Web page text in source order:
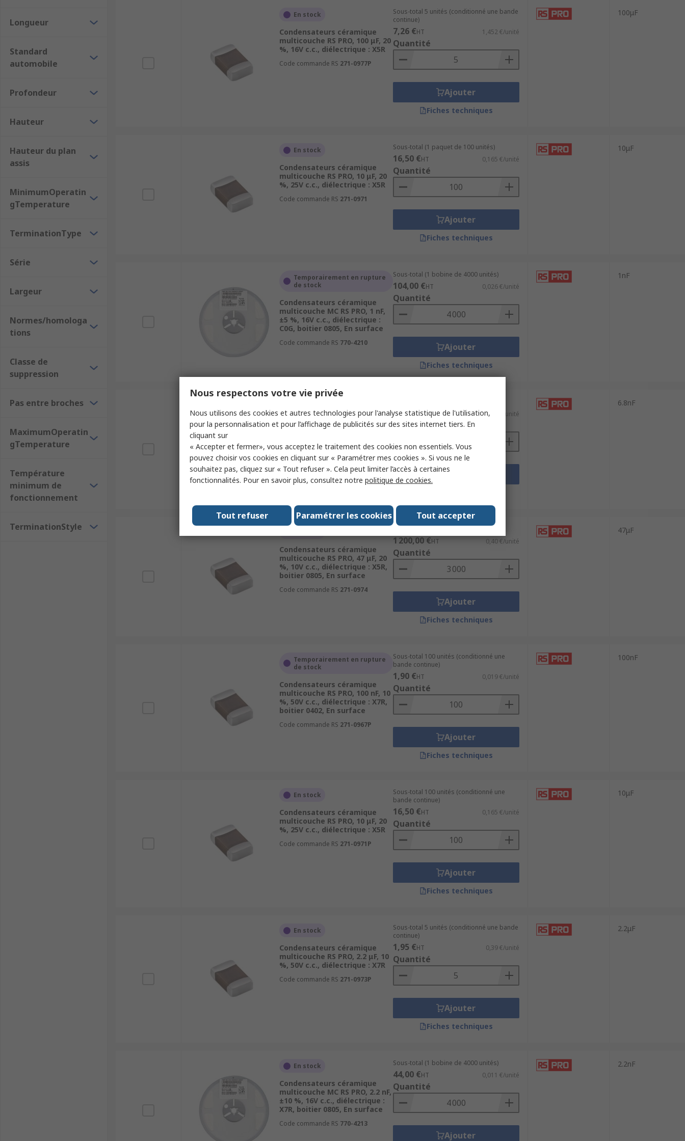
Longueur
Standard
automobile
Profondeur
Hauteur
Hauteur du plan
assis
MinimumOperatin
gTemperature
TerminationType
Série
Largeur
Normes/homologa
tions
Classe de
suppression
Pas entre broches
MaximumOperatin
gTemperature
Température
minimum de
fonctionnement
TerminationStyle
En stock
Condensateurs céramique
multicouche RS PRO, 100 μF, 20
%, 16V c.c., diélectrique : X5R
Code commande RS 271-0977P
Sous-total 5 unités (conditionné une bande
continue)
7,26 €HT 1,452 €/unité
Quantité
Ajouter
Fiches techniques
100μF
En stock
Condensateurs céramique
multicouche RS PRO, 10 μF, 20
%, 25V c.c., diélectrique : X5R
Code commande RS 271-0971
Sous-total (1 paquet de 100 unités)
16,50 €HT 0,165 €/unité
Quantité
Ajouter
Fiches techniques
10μF
Temporairement en rupture
de stock
Condensateurs céramique
multicouche MC RS PRO, 1 nF,
±5 %, 16V c.c., diélectrique :
C0G, boitier 0805, En surface
Code commande RS 770-4210
Sous-total (1 bobine de 4000 unités)
104,00 €HT 0,026 €/unité
Quantité
Ajouter
Fiches techniques
1nF
de stock
Condensateurs céramique
±10 %, 16V c.c., diélectrique :
X7R, boitier 0805, En surface
Code commande RS 770-4232
44,00 €HT 0,011 €/unité
Quantité
Ajouter
6.8nF
Condensateurs céramique
multicouche RS PRO, 47 μF, 20
%, 10V c.c., diélectrique : X5R,
boitier 0805, En surface
Code commande RS 271-0974
1 200,00 €HT 0,40 €/unité
Quantité
Ajouter
Fiches techniques
47μF
Temporairement en rupture
de stock
Condensateurs céramique
multicouche RS PRO, 100 nF, 10
%, 50V c.c., diélectrique : X7R,
boitier 0402, En surface
Code commande RS 271-0967P
Sous-total 100 unités (conditionné une
bande continue)
1,90 €HT 0,019 €/unité
Quantité
Ajouter
Fiches techniques
100nF
En stock
Condensateurs céramique
multicouche RS PRO, 10 μF, 20
%, 25V c.c., diélectrique : X5R
Code commande RS 271-0971P
Sous-total 100 unités (conditionné une
bande continue)
16,50 €HT 0,165 €/unité
Quantité
Ajouter
Fiches techniques
10μF
En stock
Condensateurs céramique
multicouche RS PRO, 2.2 μF, 10
%, 50V c.c., diélectrique : X7R
Code commande RS 271-0973P
Sous-total 5 unités (conditionné une bande
continue)
1,95 €HT 0,39 €/unité
Quantité
Ajouter
Fiches techniques
2.2μF
En stock
Condensateurs céramique
multicouche MC RS PRO, 2.2 nF,
±10 %, 16V c.c., diélectrique :
X7R, boitier 0805, En surface
Code commande RS 770-4213
Sous-total (1 bobine de 4000 unités)
44,00 €HT 0,011 €/unité
Quantité
Ajouter
2.2nF
Nous respectons votre vie privée
Nous utilisons des cookies et autres technologies pour l'analyse statistique de l'utilisation,
pour la personnalisation et pour l’affichage de publicités sur des sites internet tiers. En
cliquant sur
« Accepter et fermer», vous acceptez le traitement des cookies non essentiels. Vous
pouvez choisir vos cookies en cliquant sur « Paramétrer mes cookies ». Si vous ne le
souhaitez pas, cliquez sur « Tout refuser ». Cela peut limiter l’accès à certaines
fonctionnalités. Pour en savoir plus, consultez notre politique de cookies.
Tout accepter
Paramétrer les cookies
Tout refuser